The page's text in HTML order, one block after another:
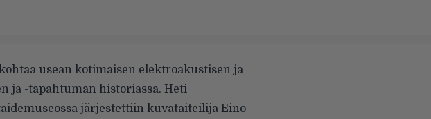
usean kotimaisen elektroakustisen ja
ja -tapahtuman historiassa. Heti
järjestettiin kuvataiteilija Eino